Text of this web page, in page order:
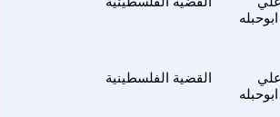
ابوحبله
القضية الفلسطينية
علي
ابوحبله